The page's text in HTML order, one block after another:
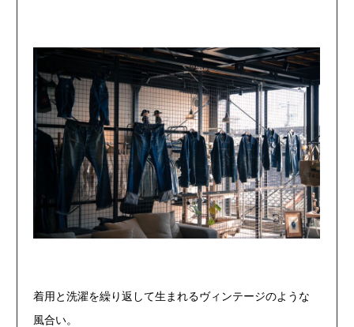
着用と洗濯を繰り返して生まれるヴィンテージのような
風合い。